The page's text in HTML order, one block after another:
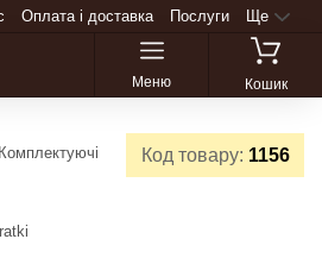
Оплата і доставка Послуги Ще
Меню Кошик
Код товару: 1156
Комплектуючі